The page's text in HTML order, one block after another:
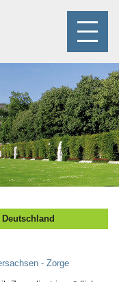
- Zorge